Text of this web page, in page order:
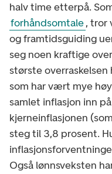
halv time etterpå.
forhåndsomtale, tror
og framtidsguiding
seg noen kraftige
største
som har vært mye
samlet inflasjon inn
kjerneinflasjonen
steg til 3,8 prosent.
Også lønnsveksten